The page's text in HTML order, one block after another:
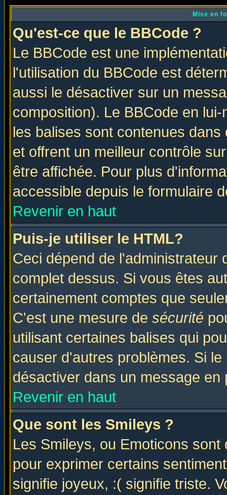
Mise en
Qu'est-ce que le BBCode ?
Le BBCode est une
l'utilisation du BBCode est
aussi le désactiver sur un
composition). Le BBCode en
les balises sont contenues
et offrent un meilleur contrôle
être affichée. Pour plus
accessible depuis le formulaire
Revenir en haut
Puis-je utiliser le HTML?
Ceci dépend de l'administrateur
complet dessus. Si vous êtes
certainement comptes que
C'est une mesure de sécurité
utilisant certaines balises qui
causer d'autres problèmes. Si
désactiver dans un message
Revenir en haut
Que sont les Smileys ?
Les Smileys, ou Emoticons
pour exprimer certains
signifie joyeux, :( signifie triste.